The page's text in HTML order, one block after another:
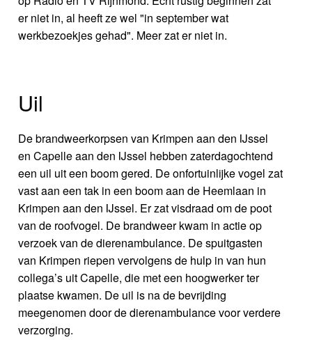
er niet in, al heeft ze wel "in september wat
werkbezoekjes gehad". Meer zat er niet in.
Uil
De brandweerkorpsen van Krimpen aan den IJssel
en Capelle aan den IJssel hebben zaterdagochtend
een uil uit een boom gered. De onfortuinlijke vogel zat
vast aan een tak in een boom aan de Heemlaan in
Krimpen aan den IJssel. Er zat visdraad om de poot
van de roofvogel. De brandweer kwam in actie op
verzoek van de dierenambulance. De spuitgasten
van Krimpen riepen vervolgens de hulp in van hun
collega’s uit Capelle, die met een hoogwerker ter
plaatse kwamen. De uil is na de bevrijding
meegenomen door de dierenambulance voor verdere
verzorging.